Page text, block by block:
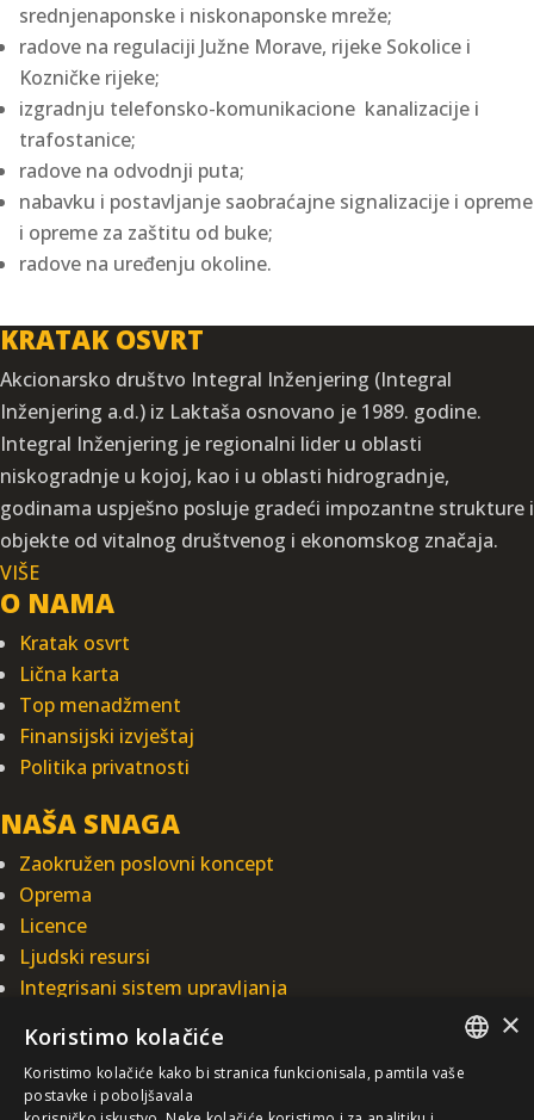
srednjenaponske i niskonaponske mreže;
radove na regulaciji Južne Morave, rijeke Sokolice i
Kozničke rijeke;
izgradnju telefonsko-komunikacione kanalizacije i
trafostanice;
radove na odvodnji puta;
nabavku i postavljanje saobraćajne signalizacije i opreme
i opreme za zaštitu od buke;
radove na uređenju okoline.
KRATAK OSVRT
Akcionarsko društvo Integral Inženjering (Integral
Inženjering a.d.) iz Laktaša osnovano je 1989. godine.
Integral Inženjering je regionalni lider u oblasti
niskogradnje u kojoj, kao i u oblasti hidrogradnje,
godinama uspješno posluje gradeći impozantne strukture i
objekte od vitalnog društvenog i ekonomskog značaja.
VIŠE
O NAMA
Kratak osvrt
Lična karta
Top menadžment
Finansijski izvještaj
Politika privatnosti
NAŠA SNAGA
Zaokružen poslovni koncept
Oprema
Licence
Ljudski resursi
Integrisani sistem upravljanja
INTEGRAL INŽENJERING A.D.
Omladinska 44, 78250 Laktaši
+387 (0)51 337 401
×
Koristimo kolačiće
Koristimo kolačiće kako bi stranica funkcionisala, pamtila vaše
postavke i poboljšavala